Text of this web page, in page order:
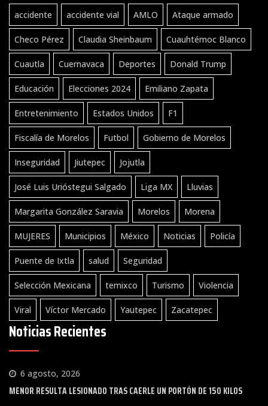
accidente accidente vial AMLO Ataque armado
Checo Pérez Claudia Sheinbaum Cuauhtémoc Blanco
Cuautla Cuernavaca Deportes Donald Trump
Educación Elecciones 2024 Emiliano Zapata
Entretenimiento Estados Unidos F1
Fiscalía de Morelos Futbol Gobierno de Morelos
Inseguridad Jiutepec Jojutla
José Luis Urióstegui Salgado Liga MX Lluvias
Margarita González Saravia Morelos Morena
MUJERES Municipios México Noticias Policía
Puente de Ixtla salud Seguridad
Selección Mexicana temixco Turismo Violencia
Viral Víctor Mercado Yautepec Zacatepec
Noticias Recientes
6 agosto, 2026
MENOR RESULTA LESIONADO TRAS CAERLE UN PORTÓN DE 150 KILOS